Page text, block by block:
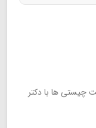
چیستی ها با دکتر